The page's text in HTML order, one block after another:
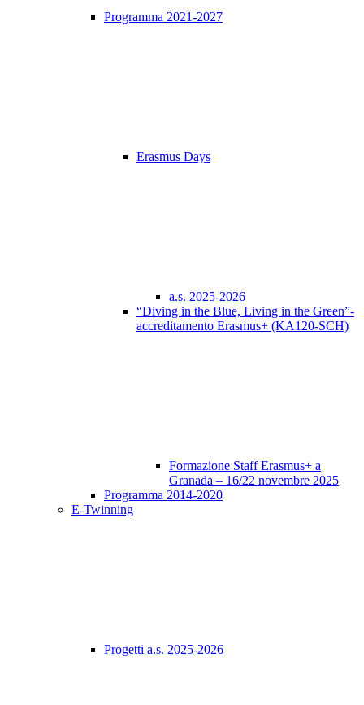
Programma 2021-2027
Erasmus Days
a.s. 2025-2026
“Diving in the Blue, Living in the Green”-
accreditamento Erasmus+ (KA120-SCH)
Formazione Staff Erasmus+ a
Granada – 16/22 novembre 2025
Programma 2014-2020
E-Twinning
Progetti a.s. 2025-2026